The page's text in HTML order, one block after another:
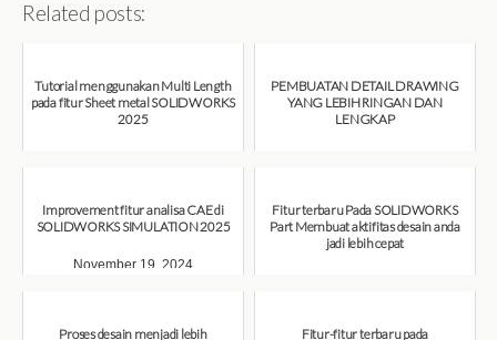
Related posts:
Tutorial menggunakan Multi Length
pada fitur Sheet metal SOLIDWORKS
2025
PEMBUATAN DETAIL DRAWING
YANG LEBIH RINGAN DAN
LENGKAP
Improvement fitur analisa CAE di
SOLIDWORKS SIMULATION 2025
November 19, 2024
Fitur terbaru Pada SOLIDWORKS
Part Membuat aktifitas desain anda
jadi lebih cepat
Proses desain menjadi lebih Fitur-fitur terbaru pada